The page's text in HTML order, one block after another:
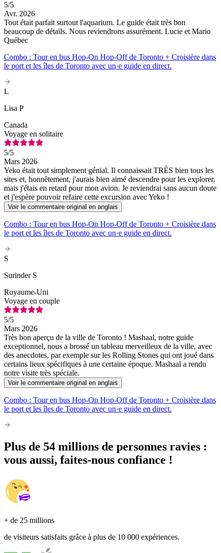
5/5
Avr. 2026
Tout était parfait surtout l'aquarium. Le guide était très bon
beaucoup de détails. Nous reviendrons assurément. Lucie et Mario
Québec
Combo : Tour en bus Hop-On Hop-Off de Toronto + Croisière dans
le port et les îles de Toronto avec un·e guide en direct.
L
Lisa P
Canada
Voyage en solitaire
5/5
Mars 2026
Yeko était tout simplement génial. Il connaissait TRÈS bien tous les
sites et, honnêtement, j'aurais bien aimé descendre pour les explorer,
mais j'étais en retard pour mon avion. Je reviendrai sans aucun doute
et j'espère pouvoir refaire cette excursion avec Yeko !
Voir le commentaire original en anglais
Combo : Tour en bus Hop-On Hop-Off de Toronto + Croisière dans
le port et les îles de Toronto avec un·e guide en direct.
S
Surinder S
Royaume-Uni
Voyage en couple
5/5
Mars 2026
Très bon aperçu de la ville de Toronto ! Mashaal, notre guide
exceptionnel, nous a brossé un tableau merveilleux de la ville, avec
des anecdotes, par exemple sur les Rolling Stones qui ont joué dans
certains lieux spécifiques à une certaine époque. Mashaal a rendu
notre visite très spéciale.
Voir le commentaire original en anglais
Combo : Tour en bus Hop-On Hop-Off de Toronto + Croisière dans
le port et les îles de Toronto avec un·e guide en direct.
Plus de 54 millions de personnes ravies :
vous aussi, faites-nous confiance !
+ de 25 millions
de visiteurs satisfaits grâce à plus de 10 000 expériences.